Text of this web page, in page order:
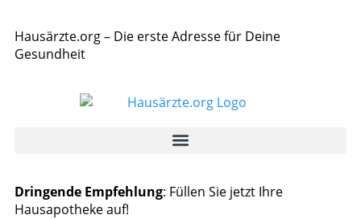
Hausärzte.org – Die erste Adresse für Deine
Gesundheit
Dringende Empfehlung: Füllen Sie jetzt Ihre
Hausapotheke auf!